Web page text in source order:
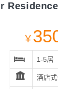
Residence
￥
1-5居
酒店